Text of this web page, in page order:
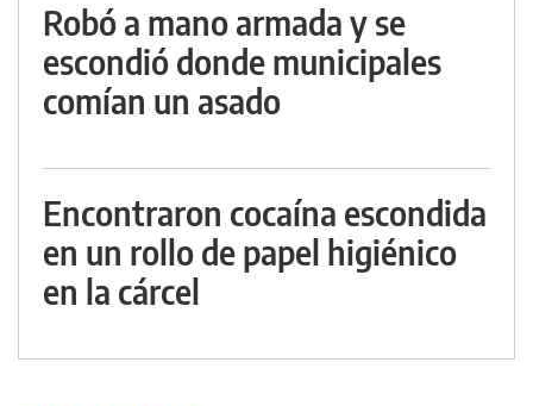
Robó a mano armada y se
escondió donde municipales
comían un asado
Encontraron cocaína escondida
en un rollo de papel higiénico
en la cárcel